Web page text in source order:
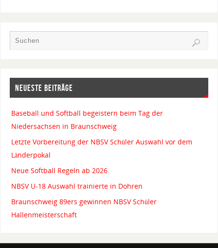
NEUESTE BEITRÄGE
Baseball und Softball begeistern beim Tag der
Niedersachsen in Braunschweig
Letzte Vorbereitung der NBSV Schüler Auswahl vor dem
Länderpokal
Neue Softball Regeln ab 2026
NBSV U-18 Auswahl trainierte in Dohren
Braunschweig 89ers gewinnen NBSV Schüler
Hallenmeisterschaft